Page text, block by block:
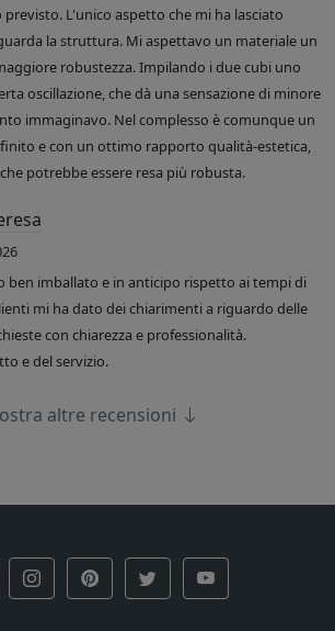
L'unico aspetto che mi ha lasciato
la struttura. Mi aspettavo un materiale un
robustezza. Impilando i due cubi uno
oscillazione, che dà una sensazione di minore
immaginavo. Nel complesso è comunque un
e con un ottimo rapporto qualità-estetica,
potrebbe essere resa più robusta.
ben imballato e in anticipo rispetto ai tempi di
mi ha dato dei chiarimenti a riguardo delle
con chiarezza e professionalità.
e del servizio.
altre recensioni